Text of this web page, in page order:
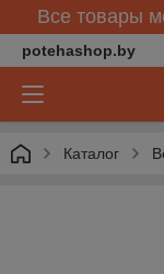
Все товары
potehashop.by
Каталог